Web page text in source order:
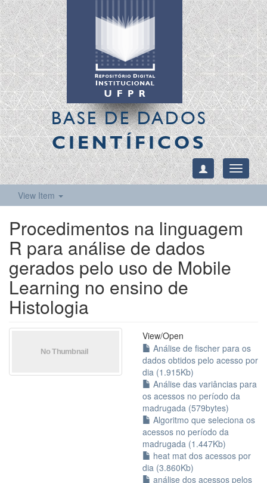
BASE DE DADOS
CIENTÍFICOS
Toggle
View Item
Procedimentos na linguagem
R para análise de dados
gerados pelo uso de Mobile
Learning no ensino de
Histologia
View/Open
Análise de fischer para os
dados obtidos pelo acesso por
dia (1.915Kb)
Análise das variâncias para
os acessos no período da
madrugada (579bytes)
Algoritmo que seleciona os
acessos no período da
madrugada (1.447Kb)
heat mat dos acessos por
dia (3.860Kb)
análise dos acessos pelos